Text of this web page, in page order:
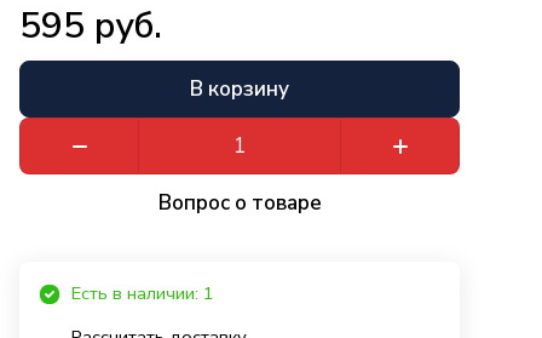
595 руб.
В корзину
Вопрос о товаре
Есть в наличии: 1